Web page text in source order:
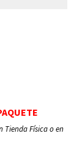
Tienda Física o en